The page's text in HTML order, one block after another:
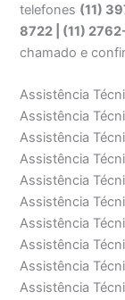
telefones (11)
8722 | (11)
chamado e
Assistência
Assistência
Assistência
Assistência
Assistência
Assistência
Assistência
Assistência
Assistência
Assistência